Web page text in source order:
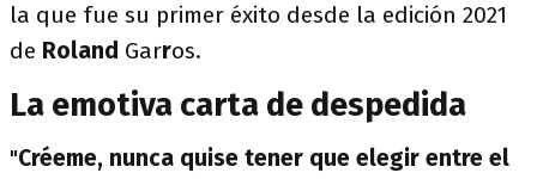
la que fue su primer éxito desde la edición 2021
de Roland Garros.
La emotiva carta de despedida
"Créeme, nunca quise tener que elegir entre el